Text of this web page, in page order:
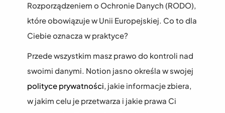
Rozporządzeniem o Ochronie Danych (RODO),
które obowiązuje w Unii Europejskiej. Co to dla
Ciebie oznacza w praktyce?
Przede wszystkim masz prawo do kontroli nad
polityce prywatności, jakie informacje zbiera,
w jakim celu je przetwarza i jakie prawa Ci